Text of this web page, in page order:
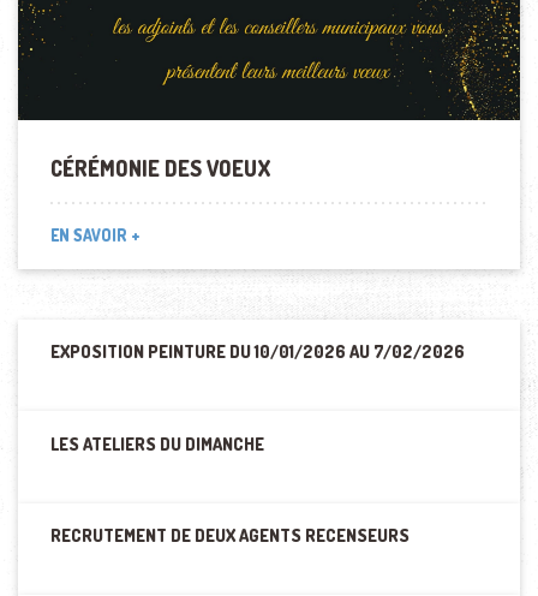
CÉRÉMONIE DES VOEUX
EN SAVOIR +
EXPOSITION PEINTURE DU 10/01/2026 AU 7/02/2026
LES ATELIERS DU DIMANCHE
RECRUTEMENT DE DEUX AGENTS RECENSEURS